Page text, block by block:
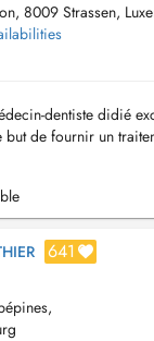
8009 Strassen,
dentiste didié
but de fournir un
et des t...
641